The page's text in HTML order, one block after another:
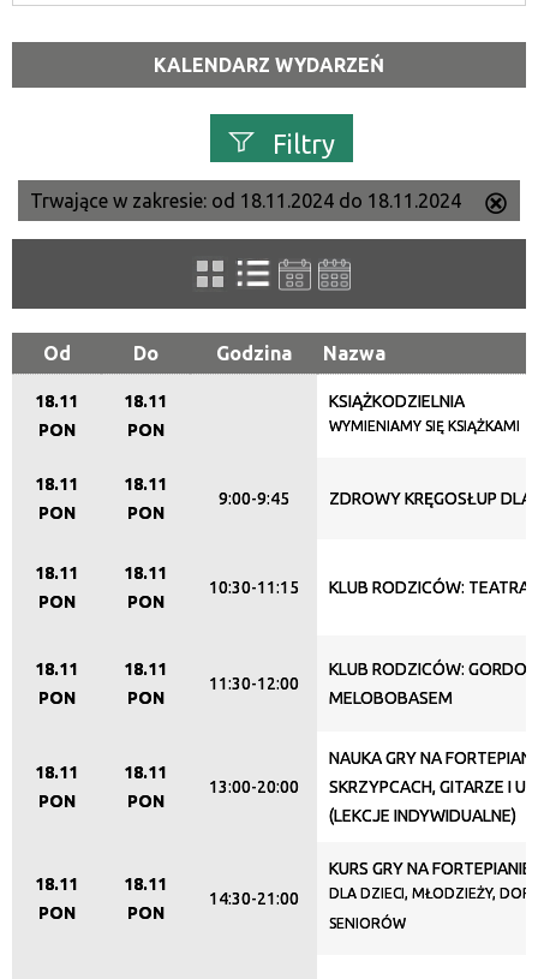
KALENDARZ WYDARZEŃ
Filtry
Szukana fraza
Kategoria
Trwające w zakresie
Miejsce
Organizator
Promowane
Trwające w zakresie: od 18.11.2024 do 18.11.2024
ten
Od Do Godzina Nazwa
18.11
PON
18.11
PON
KSIĄŻKODZIELNIA
WYMIENIAMY SIĘ KSIĄŻKAMI
18.11
PON
18.11
PON
9:00-9:45 ZDROWY KRĘGOSŁUP DLA
18.11
PON
18.11
PON
10:30-11:15 KLUB RODZICÓW:
18.11
PON
18.11
PON
11:30-12:00
KLUB RODZICÓW:
MELOBOBASEM
18.11
PON
18.11
PON
13:00-20:00
NAUKA GRY NA
SKRZYPCACH, GITARZE I
(LEKCJE INDYWIDUALNE)
18.11
PON
18.11
PON
14:30-21:00
KURS GRY NA FORTEPIANIE
DLA DZIECI, MŁODZIEŻY,
SENIORÓW